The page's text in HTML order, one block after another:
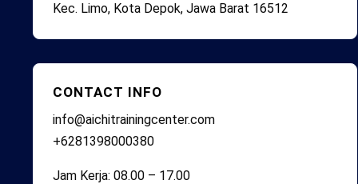
Kec. Limo, Kota Depok, Jawa Barat 16512
CONTACT INFO
info@aichitrainingcenter.com
+6281398000380
Jam Kerja: 08.00 – 17.00